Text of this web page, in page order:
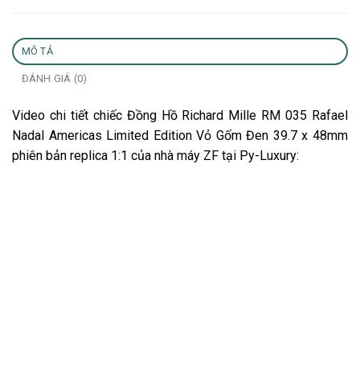
MÔ TẢ
ĐÁNH GIÁ (0)
Video chi tiết chiếc Đồng Hồ Richard Mille RM 035 Rafael
Nadal Americas Limited Edition Vỏ Gốm Đen 39.7 x 48mm
phiên bản replica 1:1 của nhà máy ZF tại Py-Luxury: